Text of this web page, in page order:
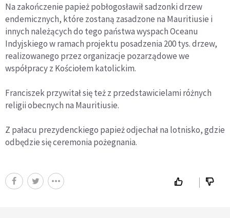
Na zakończenie papież pobłogosławił sadzonki drzew
endemicznych, które zostaną zasadzone na Mauritiusie i
innych należących do tego państwa wyspach Oceanu
Indyjskiego w ramach projektu posadzenia 200 tys. drzew,
realizowanego przez organizacje pozarządowe we
współpracy z Kościołem katolickim.
Franciszek przywitał się też z przedstawicielami różnych
religii obecnych na Mauritiusie.
Z pałacu prezydenckiego papież odjechał na lotnisko, gdzie
odbędzie się ceremonia pożegnania.